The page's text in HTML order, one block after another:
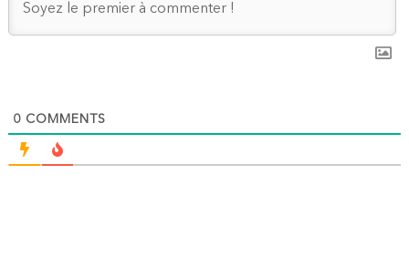
0COMMENTS